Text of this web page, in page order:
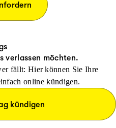
verlassen möchten.
fällt: Hier können Sie Ihre
online kündigen.
kündigen